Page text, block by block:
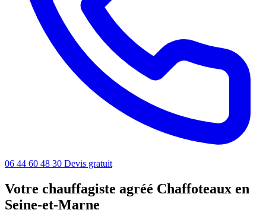
06 44 60 48 30 Devis gratuit
Votre chauffagiste agréé Chaffoteaux en
Seine-et-Marne